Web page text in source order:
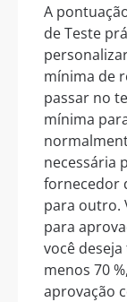
A
de Teste
mínima de
passar no
mínima
necessária
fornecedor
para outro.
para
você
menos 70
aprovação